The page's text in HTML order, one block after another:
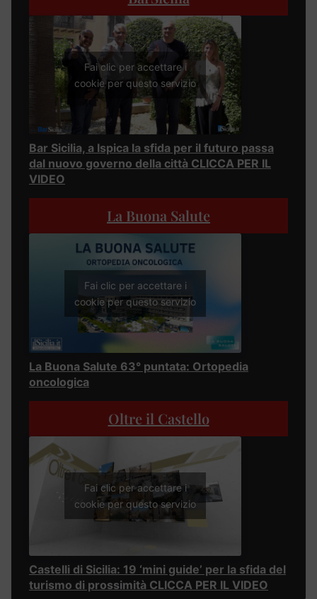
Fai clic per accettare i
cookie per questo servizio
Bar Sicilia, a Ispica la sfida per il futuro passa
dal nuovo governo della città CLICCA PER IL
VIDEO
La Buona Salute
Fai clic per accettare i
cookie per questo servizio
La Buona Salute 63° puntata: Ortopedia
oncologica
Oltre il Castello
Fai clic per accettare i
cookie per questo servizio
Castelli di Sicilia: 19 ‘mini guide’ per la sfida del
turismo di prossimità CLICCA PER IL VIDEO